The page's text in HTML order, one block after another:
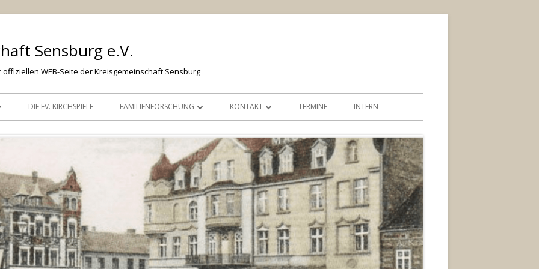
Sensburg e.V.
WEB-Seite der Kreisgemeinschaft Sensburg
DIE EV. KIRCHSPIELE FAMILIENFORSCHUNG
ONLINE QUELLEN ZUR
FAMILIENFORSCHUNG
JÜDISCHE GEMEINDE IM KREIS
SENSBURG
KONTAKT
SPENDEN
AUFNAHMEANTRAG ZUR
KREISGEMEINSCHAFT
RÜCKMELDUNG JUBILÄEN /
STERBEFÄLLE
UNSERE FACEBOOK-GRUPPE
TERMINE INTERN